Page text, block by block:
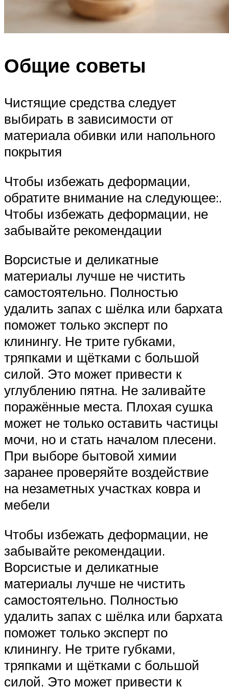
Общие советы
Чистящие средства следует
выбирать в зависимости от
материала обивки или напольного
покрытия
Чтобы избежать деформации,
обратите внимание на следующее:.
Чтобы избежать деформации, не
забывайте рекомендации
Ворсистые и деликатные
материалы лучше не чистить
самостоятельно. Полностью
удалить запах с шёлка или бархата
поможет только эксперт по
клинингу. Не трите губками,
тряпками и щётками с большой
силой. Это может привести к
углублению пятна. Не заливайте
поражённые места. Плохая сушка
может не только оставить частицы
мочи, но и стать началом плесени.
При выборе бытовой химии
заранее проверяйте воздействие
на незаметных участках ковра и
мебели
Чтобы избежать деформации, не
забывайте рекомендации.
Ворсистые и деликатные
материалы лучше не чистить
самостоятельно. Полностью
удалить запах с шёлка или бархата
поможет только эксперт по
клинингу. Не трите губками,
тряпками и щётками с большой
силой. Это может привести к